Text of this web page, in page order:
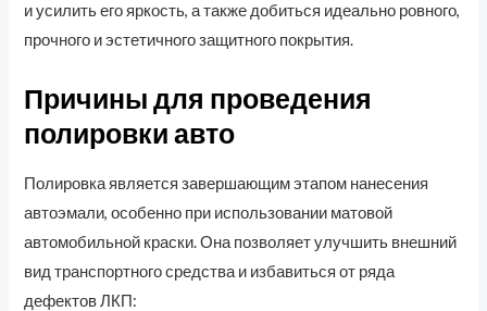
и усилить его яркость, а также добиться идеально ровного,
прочного и эстетичного защитного покрытия.
Причины для проведения
полировки авто
Полировка является завершающим этапом нанесения
автоэмали, особенно при использовании матовой
автомобильной краски. Она позволяет улучшить внешний
вид транспортного средства и избавиться от ряда
дефектов ЛКП: